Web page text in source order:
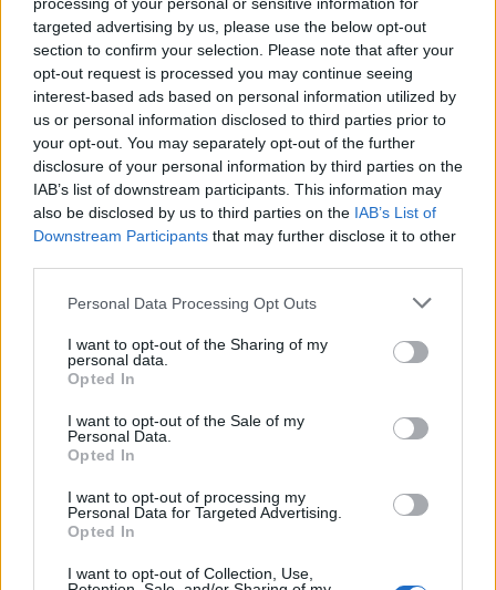
targeted advertising by us, please use the below opt-out
section to confirm your selection. Please note that after your
opt-out request is processed you may continue seeing
interest-based ads based on personal information utilized by
us or personal information disclosed to third parties prior to
your opt-out. You may separately opt-out of the further
disclosure of your personal information by third parties on the
IAB’s list of downstream participants. This information may
also be disclosed by us to third parties on the IAB’s List of
Downstream Participants that may further disclose it to other
Personal Data Processing Opt Outs
I want to opt-out of the Sharing of my
personal data.
Opted In
I want to opt-out of the Sale of my
Personal Data.
Opted In
I want to opt-out of processing my
Personal Data for Targeted Advertising.
Opted In
I want to opt-out of Collection, Use,
σας βοηθήσουν με το πιο
πρόσφατο φλερτ σας.
ΣΚΟΡΠΙΟΣ
Μπορεί να αισθάνεστε σαν να
πηγαίνετε για να εξερευνήσετε
μια καινούργια περιοχή, είτε
ΤΟΞΟΤΗΣ
Μια καινούργια σχέση και ένας
καινούργιος σκοπός στον οποίο
διάθεση!